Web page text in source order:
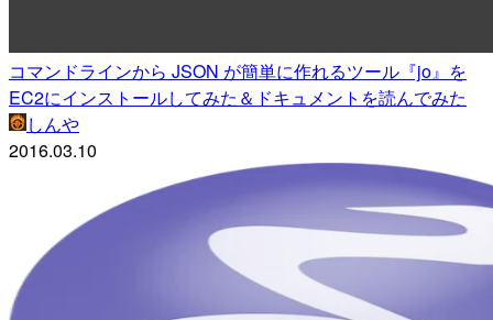
コマンドラインから JSON が簡単に作れるツール『jo』を
EC2にインストールしてみた＆ドキュメントを読んでみた
しんや
2016.03.10